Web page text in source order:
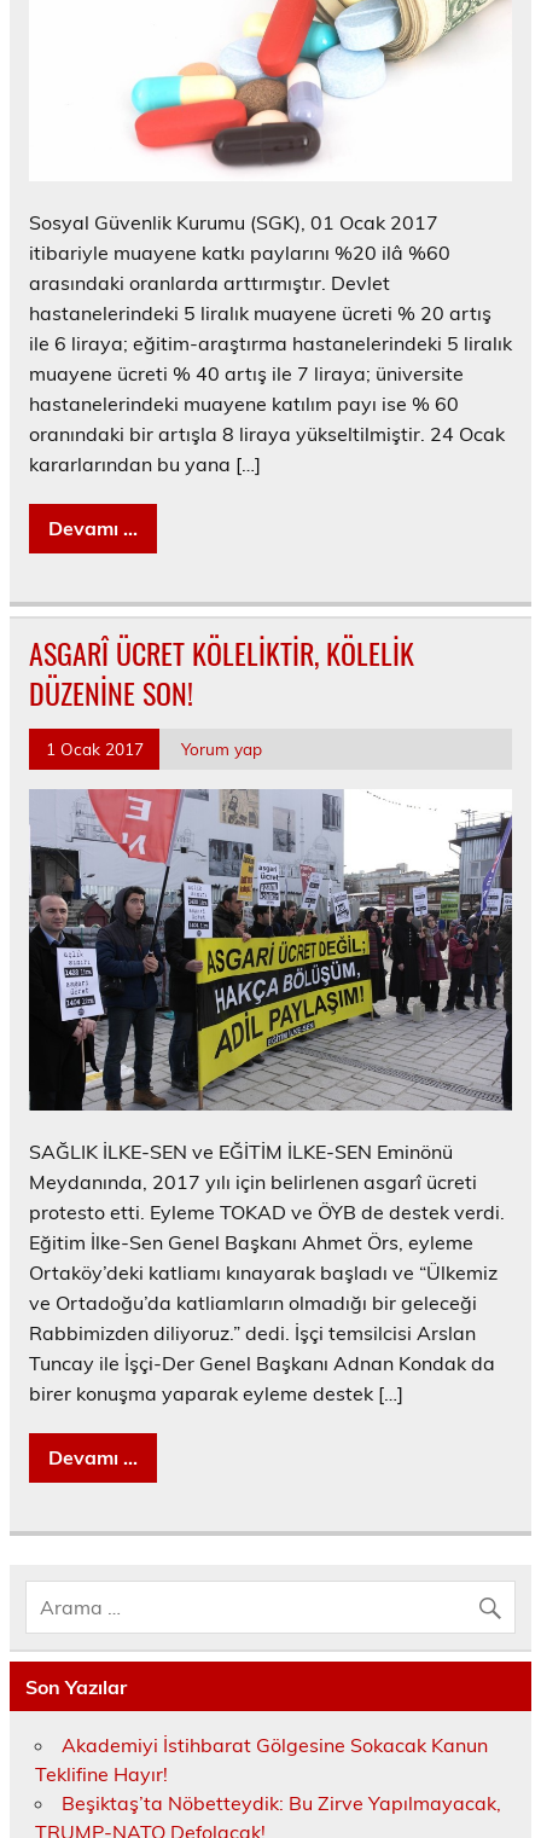
Sosyal Güvenlik Kurumu (SGK), 01 Ocak 2017
itibariyle muayene katkı paylarını %20 ilâ %60
arasındaki oranlarda arttırmıştır. Devlet
hastanelerindeki 5 liralık muayene ücreti % 20 artış
ile 6 liraya; eğitim-araştırma hastanelerindeki 5 liralık
muayene ücreti % 40 artış ile 7 liraya; üniversite
hastanelerindeki muayene katılım payı ise % 60
oranındaki bir artışla 8 liraya yükseltilmiştir. 24 Ocak
kararlarından bu yana […]
Devamı ...
ASGARÎ ÜCRET KÖLELİKTİR, KÖLELİK
DÜZENİNE SON!
1 Ocak 2017 Yorum yap
SAĞLIK İLKE-SEN ve EĞİTİM İLKE-SEN Eminönü
Meydanında, 2017 yılı için belirlenen asgarî ücreti
protesto etti. Eyleme TOKAD ve ÖYB de destek verdi.
Eğitim İlke-Sen Genel Başkanı Ahmet Örs, eyleme
Ortaköy’deki katliamı kınayarak başladı ve “Ülkemiz
ve Ortadoğu’da katliamların olmadığı bir geleceği
Rabbimizden diliyoruz.” dedi. İşçi temsilcisi Arslan
Tuncay ile İşçi-Der Genel Başkanı Adnan Kondak da
birer konuşma yaparak eyleme destek […]
Devamı ...
Son Yazılar
Akademiyi İstihbarat Gölgesine Sokacak Kanun
Teklifine Hayır!
Beşiktaş’ta Nöbetteydik: Bu Zirve Yapılmayacak,
TRUMP-NATO Defolacak!